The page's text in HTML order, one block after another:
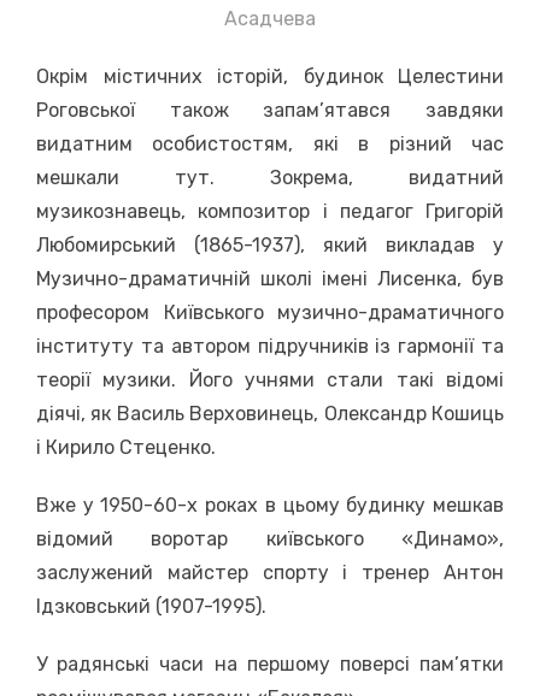
Асадчева
Окрім містичних історій, будинок Целестини
Роговської також запам’ятався завдяки
видатним особистостям, які в різний час
мешкали тут. Зокрема, видатний
музикознавець, композитор і педагог Григорій
Любомирський (1865-1937), який викладав у
Музично-драматичній школі імені Лисенка, був
професором Київського музично-драматичного
інституту та автором підручників із гармонії та
теорії музики. Його учнями стали такі відомі
діячі, як Василь Верховинець, Олександр Кошиць
і Кирило Стеценко.
Вже у 1950-60-х роках в цьому будинку мешкав
відомий воротар київського «Динамо»,
заслужений майстер спорту і тренер Антон
Ідзковський (1907-1995).
У радянські часи на першому поверсі пам’ятки